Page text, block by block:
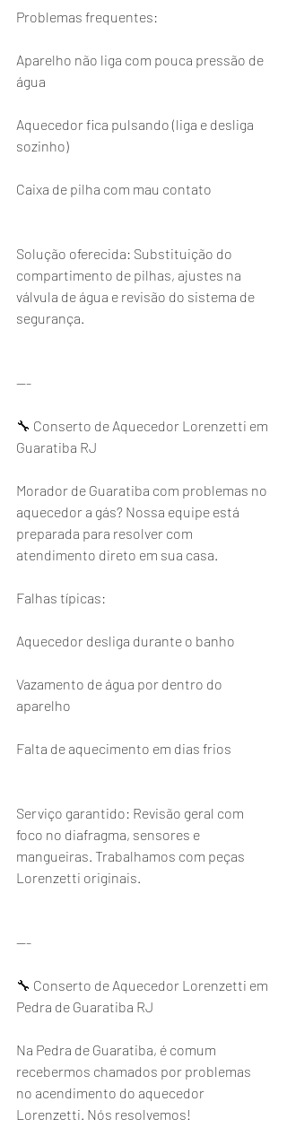
Problemas frequentes:
Aparelho não liga com pouca pressão de
água
Aquecedor fica pulsando (liga e desliga
sozinho)
Caixa de pilha com mau contato
Solução oferecida: Substituição do
compartimento de pilhas, ajustes na
válvula de água e revisão do sistema de
segurança.
---
🔧 Conserto de Aquecedor Lorenzetti em
Guaratiba RJ
Morador de Guaratiba com problemas no
aquecedor a gás? Nossa equipe está
preparada para resolver com
atendimento direto em sua casa.
Falhas típicas:
Aquecedor desliga durante o banho
Vazamento de água por dentro do
aparelho
Falta de aquecimento em dias frios
Serviço garantido: Revisão geral com
foco no diafragma, sensores e
mangueiras. Trabalhamos com peças
Lorenzetti originais.
---
🔧 Conserto de Aquecedor Lorenzetti em
Pedra de Guaratiba RJ
Na Pedra de Guaratiba, é comum
recebermos chamados por problemas
no acendimento do aquecedor
Lorenzetti. Nós resolvemos!